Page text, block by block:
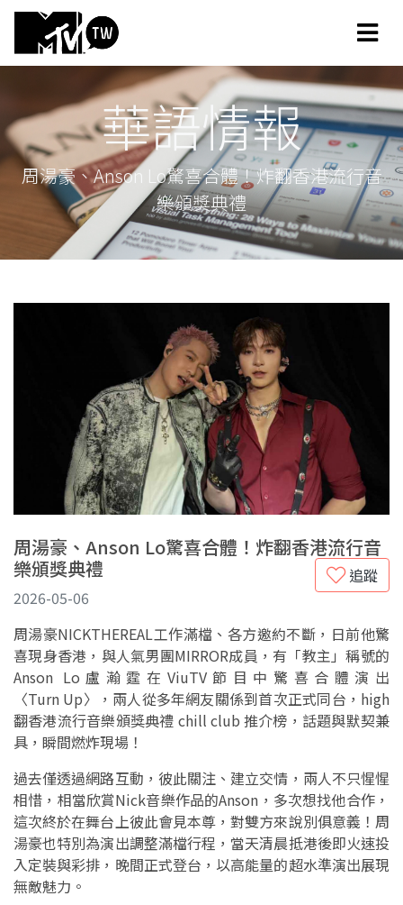
華語情報
周湯豪、Anson Lo驚喜合體！炸翻香港流行音
樂頒獎典禮
周湯豪、Anson Lo驚喜合體！炸翻香港流行音
樂頒獎典禮
追蹤
2026-05-06
周湯豪NICKTHEREAL工作滿檔、各方邀約不斷，日前他驚
喜現身香港，與人氣男團MIRROR成員，有「教主」稱號的
Anson Lo盧瀚霆在ViuTV節目中驚喜合體演出
〈Turn Up〉，兩人從多年網友關係到首次正式同台，high
翻香港流行音樂頒獎典禮 chill club 推介榜，話題與默契兼
具，瞬間燃炸現場！
過去僅透過網路互動，彼此關注、建立交情，兩人不只惺惺
相惜，相當欣賞Nick音樂作品的Anson，多次想找他合作，
這次終於在舞台上彼此會見本尊，對雙方來說別俱意義！周
湯豪也特別為演出調整滿檔行程，當天清晨抵港後即火速投
入定裝與彩排，晚間正式登台，以高能量的超水準演出展現
無敵魅力。